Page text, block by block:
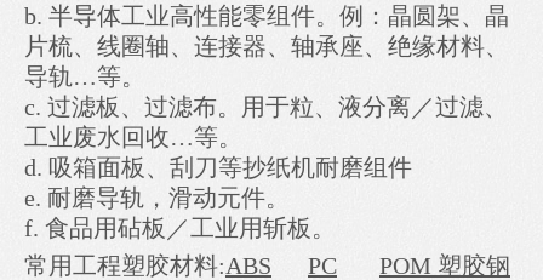
b. 半导体工业高性能零组件。例：晶圆架、晶
片梳、线圈轴、连接器、轴承座、绝缘材料、
导轨…等。
c. 过滤板、过滤布。用于粒、液分离／过滤、
工业废水回收…等。
d. 吸箱面板、刮刀等抄纸机耐磨组件
e. 耐磨导轨，滑动元件。
f. 食品用砧板／工业用斩板。
常用工程塑胶材料:ABS PC
POM 塑胶钢